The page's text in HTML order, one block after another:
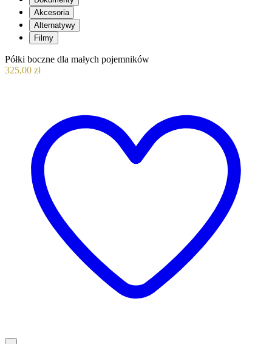
Akcesoria
Alternatywy
Filmy
Półki boczne dla małych pojemników
325,00 zł